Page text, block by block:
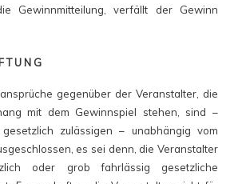
Gewinnmitteilung, verfällt der Gewinn
gegenüber der Veranstalter, die
mit dem Gewinnspiel stehen, sind –
zulässigen – unabhängig vom
es sei denn, die Veranstalter
oder grob fahrlässig gesetzliche